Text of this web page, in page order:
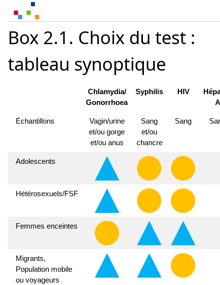
Box 2.1. Choix du test :
tableau synoptique
Chlamydia/
Gonorrhoea
Syphilis HIV
A
Échantillons
Vagin/urine
et/ou gorge
et/ou anus
Sang
et/ou
chancre
Sang
Adolescents
Hétérosexuels/FSF
Femmes enceintes
Migrants,
Population mobile
ou voyageurs